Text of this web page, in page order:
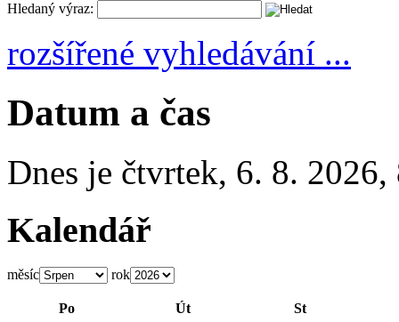
Hledaný výraz:
rozšířené vyhledávání ...
Datum a čas
Dnes je čtvrtek, 6. 8. 2026,
Kalendář
měsíc rok
Po Út St